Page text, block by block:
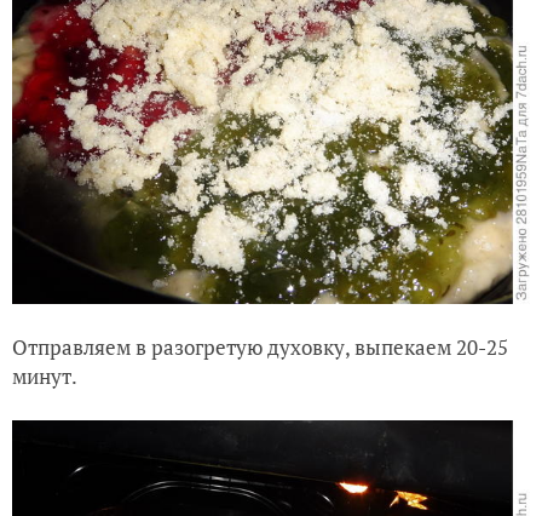
Отправляем в разогретую духовку, выпекаем 20-25
минут.